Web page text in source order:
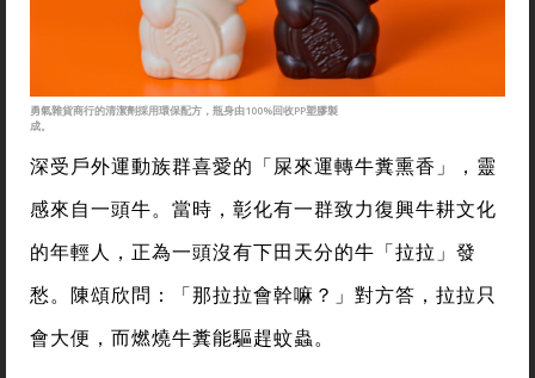
勇氣雜貨商行的清潔劑採用環保配方，瓶身由100%回收PP塑膠製
成。
深受戶外運動族群喜愛的「屎來運轉牛糞熏香」，靈
感來自一頭牛。當時，彰化有一群致力復興牛耕文化
的年輕人，正為一頭沒有下田天分的牛「拉拉」發
愁。陳頌欣問：「那拉拉會幹嘛？」對方答，拉拉只
會大便，而燃燒牛糞能驅趕蚊蟲。